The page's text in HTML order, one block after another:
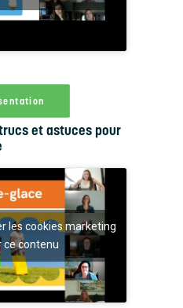
et astuces pour
les cookies marketing
ce contenu